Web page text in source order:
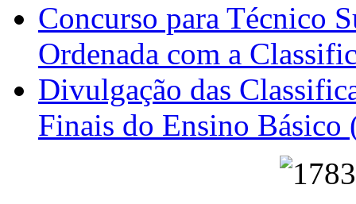
Concurso para Técnico
Ordenada com a
Divulgação das
Finais do Ensino Básico